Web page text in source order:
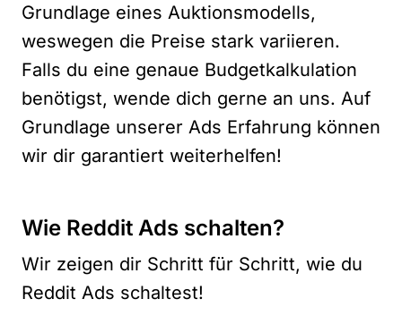
Grundlage eines Auktionsmodells,
weswegen die Preise stark variieren.
Falls du eine genaue Budgetkalkulation
benötigst, wende dich gerne an uns. Auf
Grundlage unserer Ads Erfahrung können
wir dir garantiert weiterhelfen!
Wie Reddit Ads schalten?
Wir zeigen dir Schritt für Schritt, wie du
Reddit Ads schaltest!